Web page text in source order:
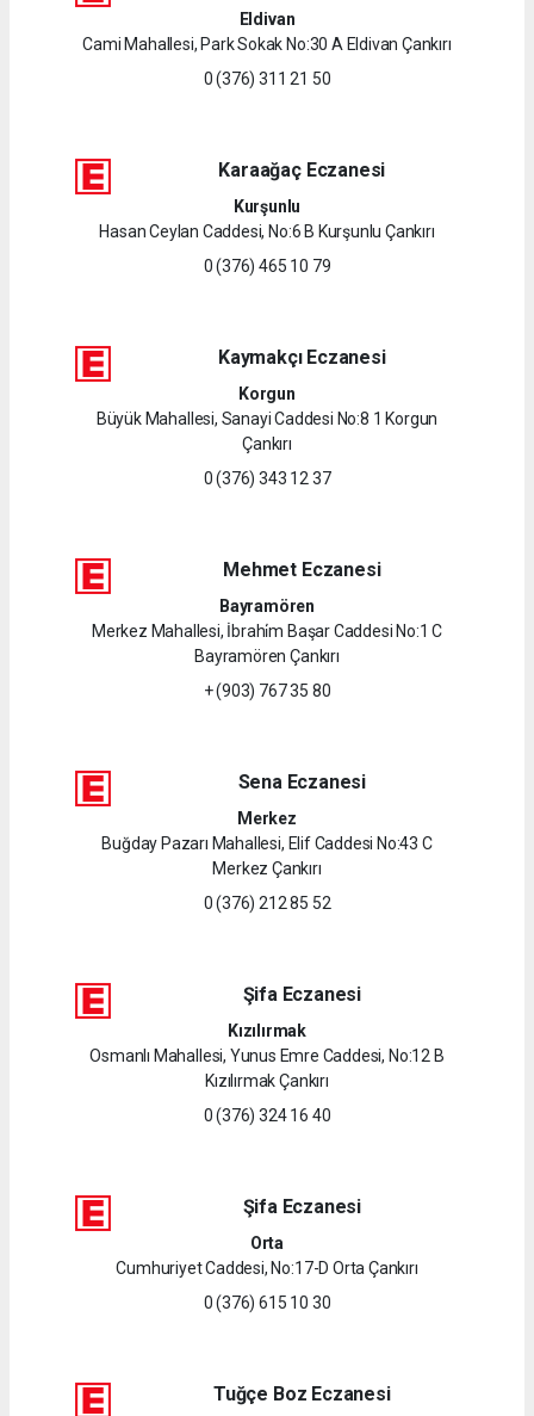
Eldivan
Cami Mahallesi, Park Sokak No:30 A Eldivan Çankırı
0 (376) 311 21 50
Karaağaç Eczanesi
Kurşunlu
Hasan Ceylan Caddesi, No:6 B Kurşunlu Çankırı
0 (376) 465 10 79
Kaymakçı Eczanesi
Korgun
Büyük Mahallesi, Sanayi Caddesi No:8 1 Korgun
Çankırı
0 (376) 343 12 37
Mehmet Eczanesi
Bayramören
Merkez Mahallesi, İbrahi̇m Başar Caddesi No:1 C
Bayramören Çankırı
+ (903) 767 35 80
Sena Eczanesi
Merkez
Buğday Pazarı Mahallesi, Elif Caddesi No:43 C
Merkez Çankırı
0 (376) 212 85 52
Şifa Eczanesi
Kızılırmak
Osmanlı Mahallesi, Yunus Emre Caddesi, No:12 B
Kızılırmak Çankırı
0 (376) 324 16 40
Şifa Eczanesi
Orta
Cumhuriyet Caddesi, No:17-D Orta Çankırı
0 (376) 615 10 30
Tuğçe Boz Eczanesi